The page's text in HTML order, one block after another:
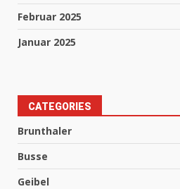
Februar 2025
Januar 2025
CATEGORIES
Brunthaler
Busse
Geibel